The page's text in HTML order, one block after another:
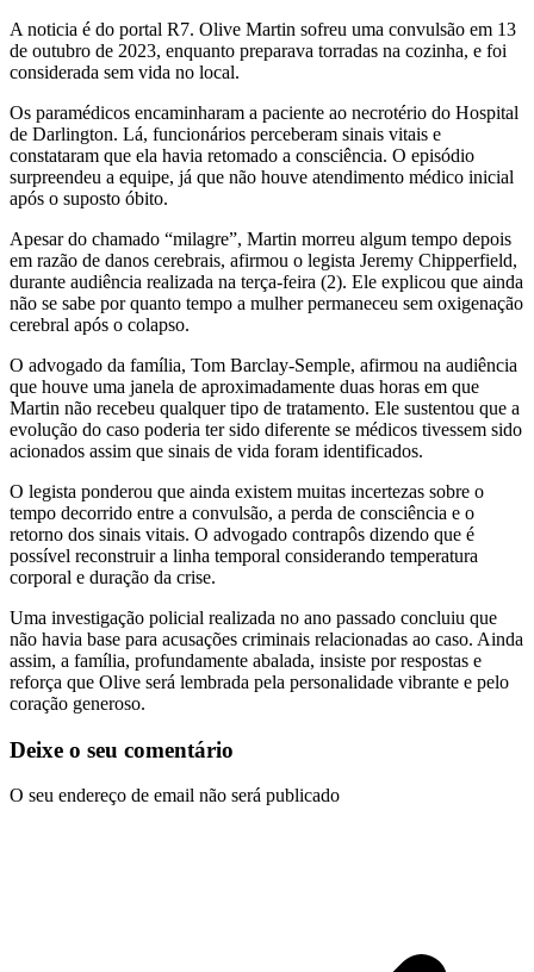
A noticia é do portal R7. Olive Martin sofreu uma convulsão em 13
de outubro de 2023, enquanto preparava torradas na cozinha, e foi
considerada sem vida no local.
Os paramédicos encaminharam a paciente ao necrotério do Hospital
de Darlington. Lá, funcionários perceberam sinais vitais e
constataram que ela havia retomado a consciência. O episódio
surpreendeu a equipe, já que não houve atendimento médico inicial
após o suposto óbito.
Apesar do chamado “milagre”, Martin morreu algum tempo depois
em razão de danos cerebrais, afirmou o legista Jeremy Chipperfield,
durante audiência realizada na terça-feira (2). Ele explicou que ainda
não se sabe por quanto tempo a mulher permaneceu sem oxigenação
cerebral após o colapso.
O advogado da família, Tom Barclay-Semple, afirmou na audiência
que houve uma janela de aproximadamente duas horas em que
Martin não recebeu qualquer tipo de tratamento. Ele sustentou que a
evolução do caso poderia ter sido diferente se médicos tivessem sido
acionados assim que sinais de vida foram identificados.
O legista ponderou que ainda existem muitas incertezas sobre o
tempo decorrido entre a convulsão, a perda de consciência e o
retorno dos sinais vitais. O advogado contrapôs dizendo que é
possível reconstruir a linha temporal considerando temperatura
corporal e duração da crise.
Uma investigação policial realizada no ano passado concluiu que
não havia base para acusações criminais relacionadas ao caso. Ainda
assim, a família, profundamente abalada, insiste por respostas e
reforça que Olive será lembrada pela personalidade vibrante e pelo
coração generoso.
Deixe o seu comentário
O seu endereço de email não será publicado